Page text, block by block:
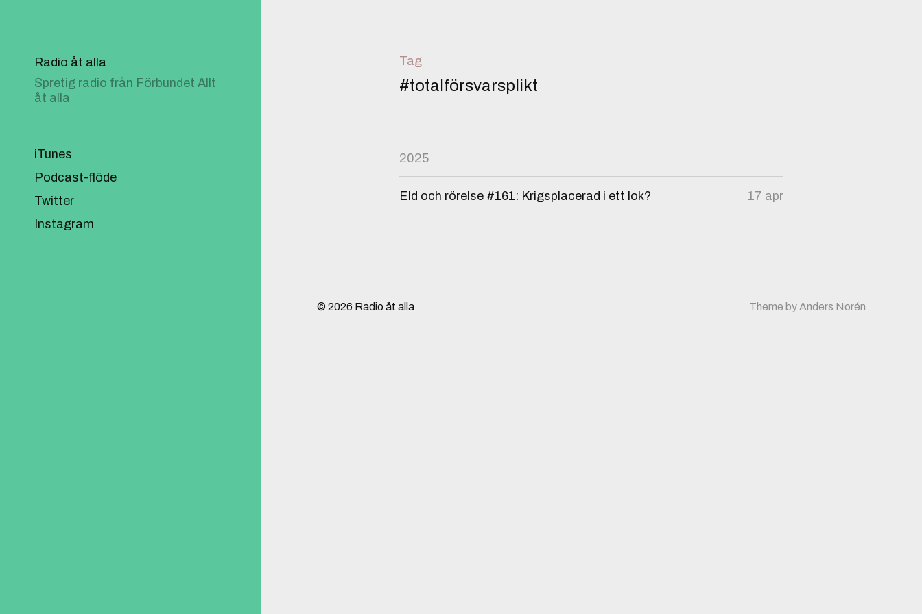
Radio åt alla
Spretig radio från Förbundet Allt
åt alla
iTunes
Podcast-flöde
Twitter
Instagram
Tag
#totalförsvarsplikt
2025
Eld och rörelse #161: Krigsplacerad i ett lok? 17 apr
© 2026 Radio åt alla Theme byAnders Norén